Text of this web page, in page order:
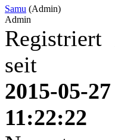
Samu (Admin)
Admin
Registriert
seit
2015-05-27
11:22:22